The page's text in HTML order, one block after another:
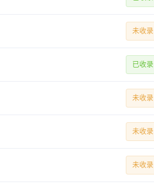
未收录
已收录
未收录
未收录
未收录